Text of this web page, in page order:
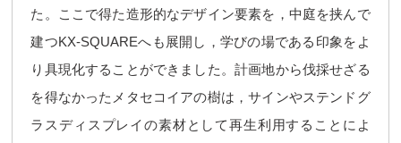
た。ここで得た造形的なデザイン要素を，中庭を挟んで
建つKX-SQUAREへも展開し，学びの場である印象をよ
り具現化することができました。計画地から伐採せざる
を得なかったメタセコイアの樹は，サインやステンドグ
ラスディスプレイの素材として再生利用することによ